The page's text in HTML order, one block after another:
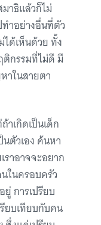
าธิแล้วก็ไม่
ทำอย่างอื่นที่ตัว
ได้เห็นด้วย ทั้ง
ติกรรมที่ไม่ดี มี
าในสายตา
าเกิดเป็นเด็ก
นตัวเอง ค้นหา
ราอาจจะอยาก
ในครอบครัว
การเปรียบ
ยบเทียบกับคน